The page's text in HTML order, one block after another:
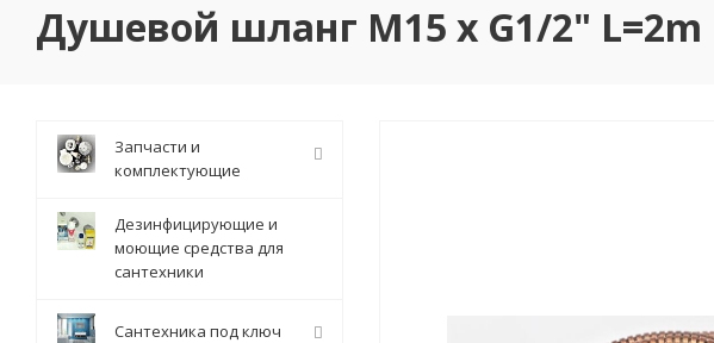
Душевой шланг M15 x G1/2" L=2m
Запчасти и
комплектующие
Дезинфицирующие и
моющие средства для
сантехники
Сантехника под ключ